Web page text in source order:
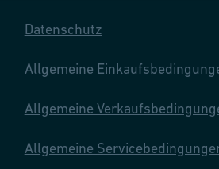
Datenschutz
Allgemeine
Allgemeine
Allgemeine